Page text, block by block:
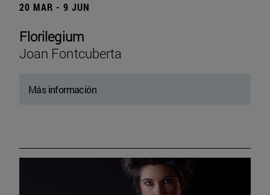
20 MAR - 9 JUN
Florilegium
Joan Fontcuberta
Más información